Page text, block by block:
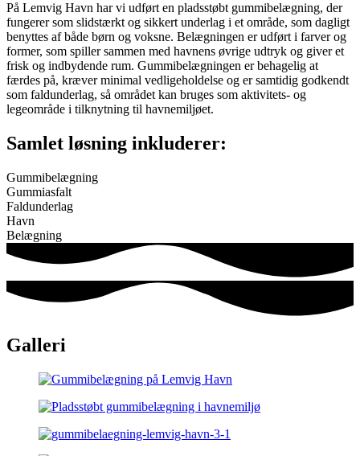
På Lemvig Havn har vi udført en pladsstøbt gummibelægning, der
fungerer som slidstærkt og sikkert underlag i et område, som dagligt
benyttes af både børn og voksne. Belægningen er udført i farver og
former, som spiller sammen med havnens øvrige udtryk og giver et
frisk og indbydende rum. Gummibelægningen er behagelig at
færdes på, kræver minimal vedligeholdelse og er samtidig godkendt
som faldunderlag, så området kan bruges som aktivitets- og
legeområde i tilknytning til havnemiljøet.
Samlet løsning inkluderer:
Gummibelægning
Gummiasfalt
Faldunderlag
Havn
Belægning
Galleri